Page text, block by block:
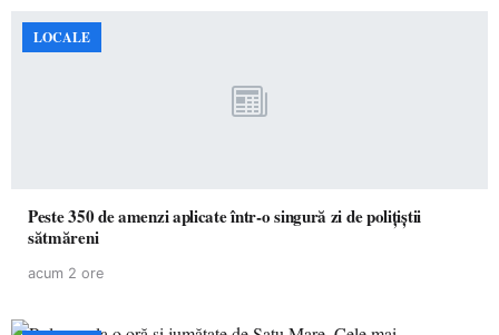
LOCALE
Peste 350 de amenzi aplicate într-o singură zi de polițiștii
sătmăreni
acum 2 ore